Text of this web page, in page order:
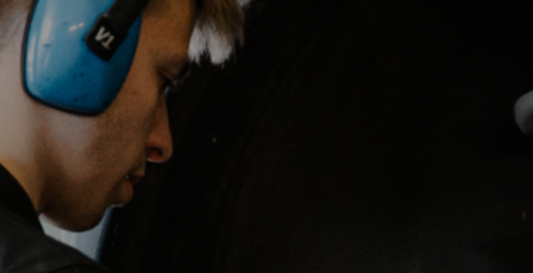
Bandenservice
Aircoservice
Onderhoud en reparatie
DSG service
Uitlijnen
Pechhulp & mobiliteit